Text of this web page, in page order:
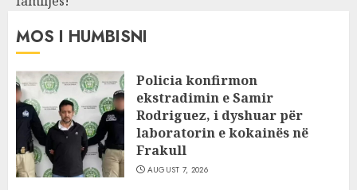
MOS I HUMBISNI
Policia konfirmon
ekstradimin e Samir
Rodriguez, i dyshuar për
laboratorin e kokainës në
Frakull
AUGUST 7, 2026